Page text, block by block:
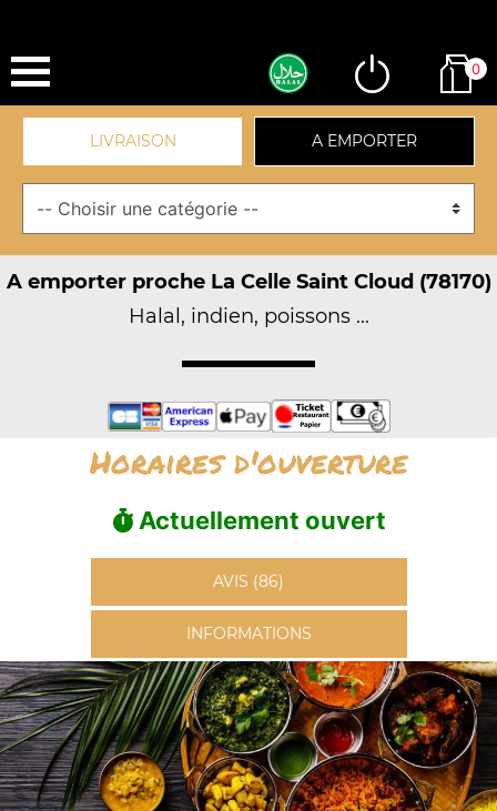
0
LIVRAISON A EMPORTER
A emporter proche La Celle Saint Cloud (78170)
Halal, indien, poissons ...
Horaires d'ouverture
Actuellement ouvert
AVIS (86)
INFORMATIONS